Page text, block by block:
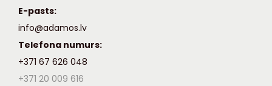
E-pasts:
info@adamos.lv
Telefona numurs:
+371 67 626 048
+371 20 009 616